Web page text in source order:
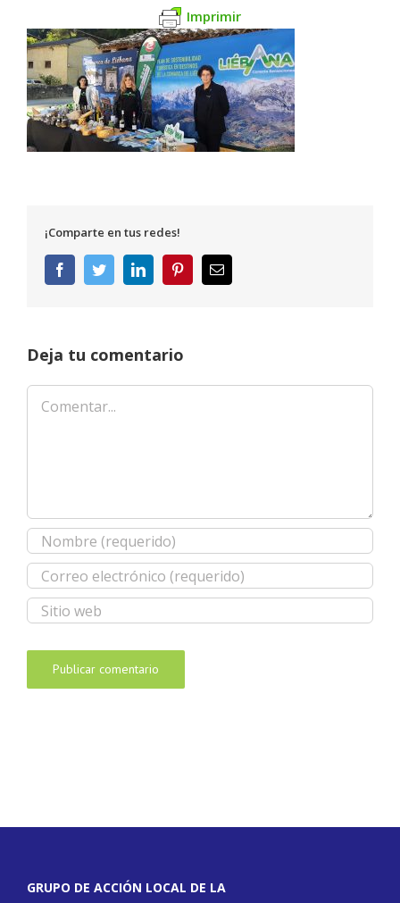
Imprimir
¡Comparte en tus redes!
FacebookTwitterLinkedInPinterestCorreo
electrónico
Deja tu comentario
Comentar
GRUPO DE ACCIÓN LOCAL DE LA